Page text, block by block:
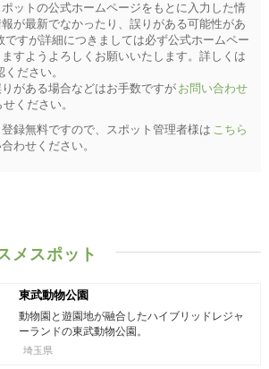
ットの公式ホームページをもとに入力した情
が最新でなかったり、誤りがある可能性があ
ですが詳細につきましては必ず公式ホームペー
すようよろしくお願いいたします。詳しくは
ださい。
がある場合などはお手数ですが お問い合わせ
ください。
録無料ですので、スポット管理者様は こちら
わせください。
メスポット
東武動物公園
動物園と遊園地が融合したハイブリッドレジャ
ーランドの東武動物公園。
埼玉県